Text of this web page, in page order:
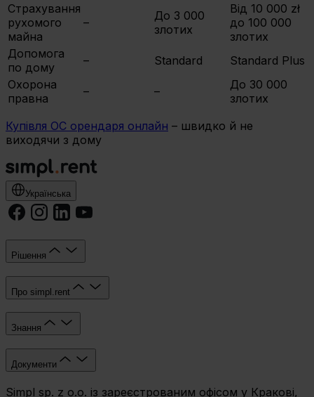
Страхування
рухомого
майна
–
До 3 000
злотих
Від 10 000 zł
до 100 000
злотих
Допомога
по дому
– Standard
Standard Plus
Охорона
правна
– –
До 30 000
злотих
Купівля OC орендаря онлайн – швидко й не
виходячи з дому
Українська
Рішення
Про simpl.rent
Знання
Документи
Simpl sp. z o.o. із зареєстрованим офісом у Кракові,